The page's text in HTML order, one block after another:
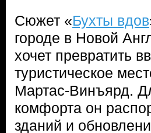
Сюжет «Бухты вдов
городе в Новой
хочет превратить
туристическое
Мартас-Винъярд.
комфорта он
зданий и